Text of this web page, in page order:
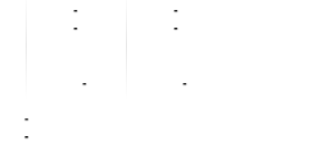
-
-
-
-
-
-
-
-